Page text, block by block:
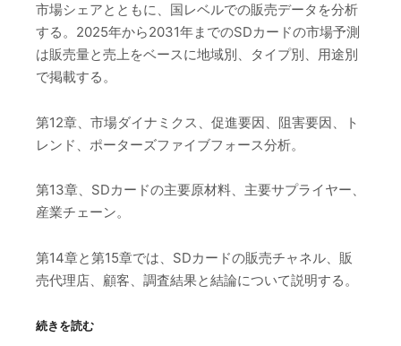
市場シェアとともに、国レベルでの販売データを分析
する。2025年から2031年までのSDカードの市場予測
は販売量と売上をベースに地域別、タイプ別、用途別
で掲載する。
第12章、市場ダイナミクス、促進要因、阻害要因、ト
レンド、ポーターズファイブフォース分析。
第13章、SDカードの主要原材料、主要サプライヤー、
産業チェーン。
第14章と第15章では、SDカードの販売チャネル、販
売代理店、顧客、調査結果と結論について説明する。
続きを読む